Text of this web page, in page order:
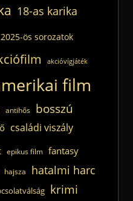
18-as karika
2025-ös sorozatok
akcióvígjáték
film
antihős bosszú
családi viszály
epikus film fantasy
hajsza hatalmi harc
krimi